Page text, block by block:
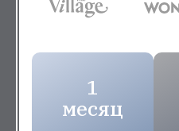
1
месяц